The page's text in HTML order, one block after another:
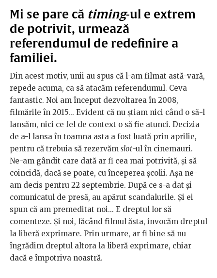
Mi se pare că timing-ul e extrem
de potrivit, urmează
referendumul de redefinire a
familiei.
Din acest motiv, unii au spus că l-am filmat astă-vară,
repede acuma, ca să atacăm referendumul. Ceva
fantastic. Noi am început dezvoltarea în 2008,
filmările în 2015... Evident că nu știam nici când o să-l
lansăm, nici ce fel de context o să fie atunci. Decizia
de a-l lansa în toamna asta a fost luată prin aprilie,
pentru că trebuia să rezervăm slot-ul în cinemauri.
Ne-am gândit care dată ar fi cea mai potrivită, și să
coincidă, dacă se poate, cu începerea școlii. Așa ne-
am decis pentru 22 septembrie. După ce s-a dat și
comunicatul de presă, au apărut scandalurile. Și ei
spun că am premeditat noi... E dreptul lor să
comenteze. Și noi, făcând filmul ăsta, invocăm dreptul
la liberă exprimare. Prin urmare, ar fi bine să nu
îngrădim dreptul altora la liberă exprimare, chiar
dacă e împotriva noastră.